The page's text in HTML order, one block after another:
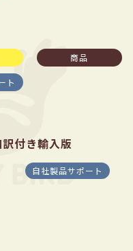
商品
ト
付き輸入版
自社製品サポート